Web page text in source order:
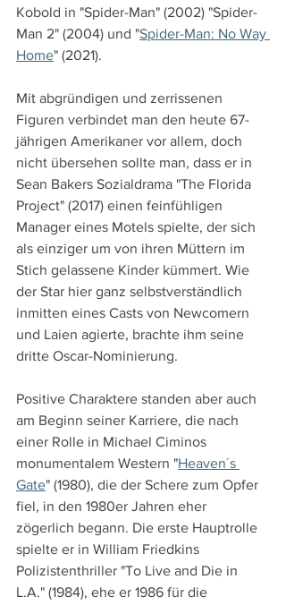
Kobold in "Spider-Man" (2002) "Spider-
Man 2" (2004) und "Spider-Man: No Way
Home" (2021).
Mit abgründigen und zerrissenen
Figuren verbindet man den heute 67-
jährigen Amerikaner vor allem, doch
nicht übersehen sollte man, dass er in
Sean Bakers Sozialdrama "The Florida
Project" (2017) einen feinfühligen
Manager eines Motels spielte, der sich
als einziger um von ihren Müttern im
Stich gelassene Kinder kümmert. Wie
der Star hier ganz selbstverständlich
inmitten eines Casts von Newcomern
und Laien agierte, brachte ihm seine
dritte Oscar-Nominierung.
Positive Charaktere standen aber auch
am Beginn seiner Karriere, die nach
einer Rolle in Michael Ciminos
monumentalem Western "Heaven´s
Gate" (1980), die der Schere zum Opfer
fiel, in den 1980er Jahren eher
zögerlich begann. Die erste Hauptrolle
spielte er in William Friedkins
Polizistenthriller "To Live and Die in
L.A." (1984), ehe er 1986 für die